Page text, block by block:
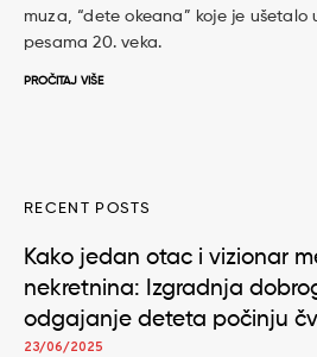
muza, “dete okeana” koje je ušetalo
pesama 20. veka.
PROČITAJ VIŠE
RECENT POSTS
Kako jedan otac i vizionar
nekretnina: Izgradnja
odgajanje deteta počinju
23/06/2025